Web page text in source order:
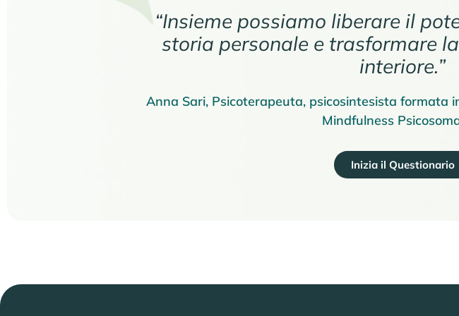
“Insieme possiamo liberare il
storia personale e trasformare
interiore.”
Anna Sari, Psicoterapeuta, psicosintesista formata
Mindfulness
Inizia il Questionario